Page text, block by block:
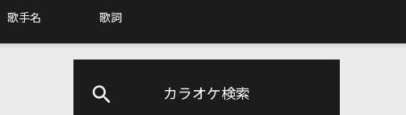
歌手名 歌詞
カラオケ検索